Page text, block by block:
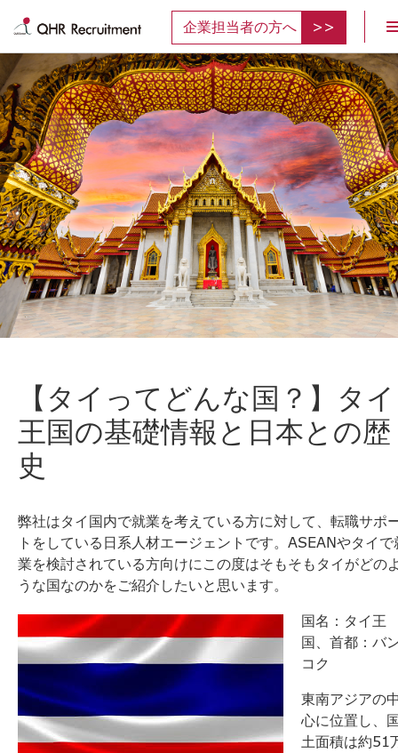
企業担当者の方へ
【タイってどんな国？】タイ
王国の基礎情報と日本との歴
史
弊社はタイ国内で就業を考えている方に対して、転職サポ
トをしている日系人材エージェントです。 ASEANやタイで
業を検討されている方向けにこの度はそもそもタイがどの
うな国なのかをご紹介したいと思います。
国名：タイ王
国、首都：バ
コク
東南アジアの
心に位置し、
土面積は約51